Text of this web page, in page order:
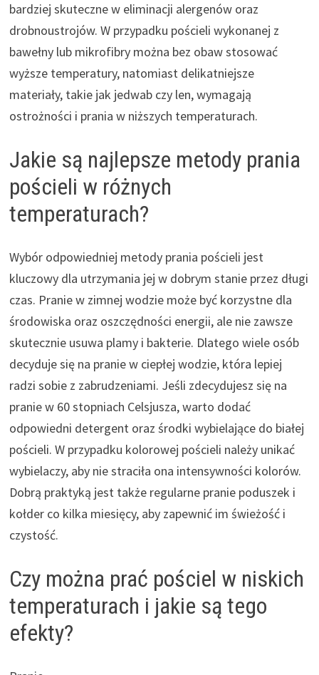
bardziej skuteczne w eliminacji alergenów oraz
drobnoustrojów. W przypadku pościeli wykonanej z
bawełny lub mikrofibry można bez obaw stosować
wyższe temperatury, natomiast delikatniejsze
materiały, takie jak jedwab czy len, wymagają
ostrożności i prania w niższych temperaturach.
Jakie są najlepsze metody prania
pościeli w różnych
temperaturach?
Wybór odpowiedniej metody prania pościeli jest
kluczowy dla utrzymania jej w dobrym stanie przez długi
czas. Pranie w zimnej wodzie może być korzystne dla
środowiska oraz oszczędności energii, ale nie zawsze
skutecznie usuwa plamy i bakterie. Dlatego wiele osób
decyduje się na pranie w ciepłej wodzie, która lepiej
radzi sobie z zabrudzeniami. Jeśli zdecydujesz się na
pranie w 60 stopniach Celsjusza, warto dodać
odpowiedni detergent oraz środki wybielające do białej
pościeli. W przypadku kolorowej pościeli należy unikać
wybielaczy, aby nie straciła ona intensywności kolorów.
Dobrą praktyką jest także regularne pranie poduszek i
kołder co kilka miesięcy, aby zapewnić im świeżość i
czystość.
Czy można prać pościel w niskich
temperaturach i jakie są tego
efekty?